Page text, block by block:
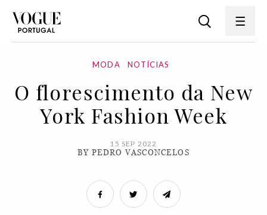
MODA NOTÍCIAS
O florescimento da New
York Fashion Week
15 SEP 2022
BY PEDRO VASCONCELOS